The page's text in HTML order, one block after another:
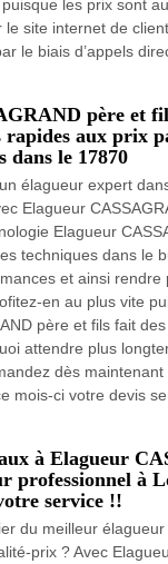
les prix sont
le site internet de
le biais d’appels
père et
rapides aux prix
le 17870
élagueur expert
Elagueur
Elagueur
techniques dans le
et ainsi rendre
en au plus vite
père et fils fait
attendre plus
dès maintenant
mois-ci votre devis
à Elagueur
professionnel à
service !!
du meilleur
prix ? Avec